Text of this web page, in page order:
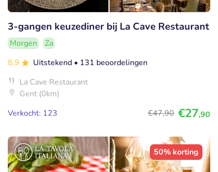
3-gangen keuzediner bij La Cave Restaurant
Morgen
Za
8.9
Uitstekend • 131 beoordelingen
La Cave Restaurant
Gent (0km)
Verkocht: 123
€47,90 €27,90
50% korting